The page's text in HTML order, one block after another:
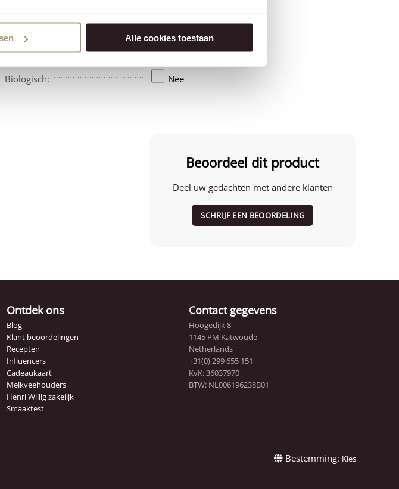
Alle cookies toestaan
Beschikbaarheid: Amerika
Biologisch: Nee
Beoordeel dit product
Deel uw gedachten met andere klanten
SCHRIJF EEN BEOORDELING
Ontdek ons
Blog
Klant beoordelingen
Recepten
Influencers
Cadeaukaart
Melkveehouders
Henri Willig zakelijk
Smaaktest
Contact gegevens
Hoogedijk 8
1145 PM Katwoude
Netherlands
+31(0) 299 655 151
KvK: 36037970
BTW: NL006196238B01
Bestemming: Kies